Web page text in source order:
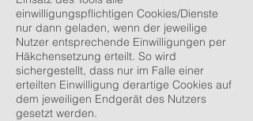
einwilligungspflichtigen Cookies/Dienste
nur dann geladen, wenn der jeweilige
Nutzer entsprechende Einwilligungen per
Häkchensetzung erteilt. So wird
sichergestellt, dass nur im Falle einer
erteilten Einwilligung derartige Cookies auf
dem jeweiligen Endgerät des Nutzers
gesetzt werden.